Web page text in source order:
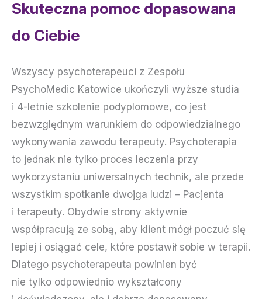
Skuteczna pomoc dopasowana
do Ciebie
Wszyscy psychoterapeuci z Zespołu
PsychoMedic Katowice ukończyli wyższe studia
i 4-letnie szkolenie podyplomowe, co jest
bezwzględnym warunkiem do odpowiedzialnego
wykonywania zawodu terapeuty. Psychoterapia
to jednak nie tylko proces leczenia przy
wykorzystaniu uniwersalnych technik, ale przede
wszystkim spotkanie dwojga ludzi – Pacjenta
i terapeuty. Obydwie strony aktywnie
współpracują ze sobą, aby klient mógł poczuć się
lepiej i osiągać cele, które postawił sobie w terapii.
Dlatego psychoterapeuta powinien być
nie tylko odpowiednio wykształcony